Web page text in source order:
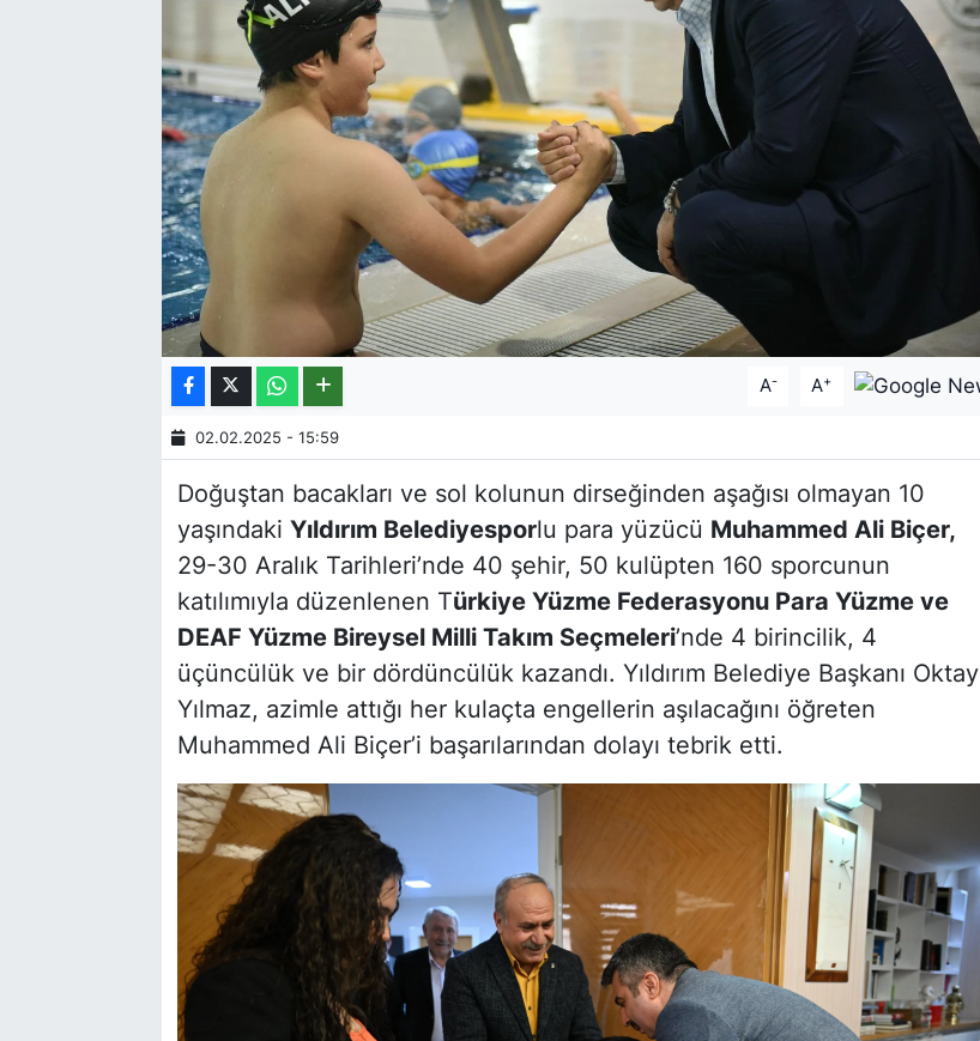
A- A+
02.02.2025 - 15:59
Doğuştan bacakları ve sol kolunun dirseğinden aşağısı olmayan 10
yaşındaki Yıldırım Belediyesporlu para yüzücü Muhammed Ali Biçer,
29-30 Aralık Tarihleri’nde 40 şehir, 50 kulüpten 160 sporcunun
katılımıyla düzenlenen Türkiye Yüzme Federasyonu Para Yüzme ve
DEAF Yüzme Bireysel Milli Takım Seçmeleri’nde 4 birincilik, 4
üçüncülük ve bir dördüncülük kazandı. Yıldırım Belediye Başkanı Oktay
Yılmaz, azimle attığı her kulaçta engellerin aşılacağını öğreten
Muhammed Ali Biçer’i başarılarından dolayı tebrik etti.